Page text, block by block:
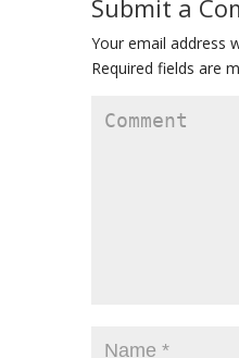
Submit a
Your email address
Required fields are